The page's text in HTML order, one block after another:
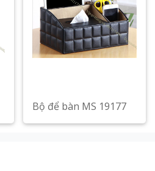
Bộ để bàn MS 19177
Xem chi tiết